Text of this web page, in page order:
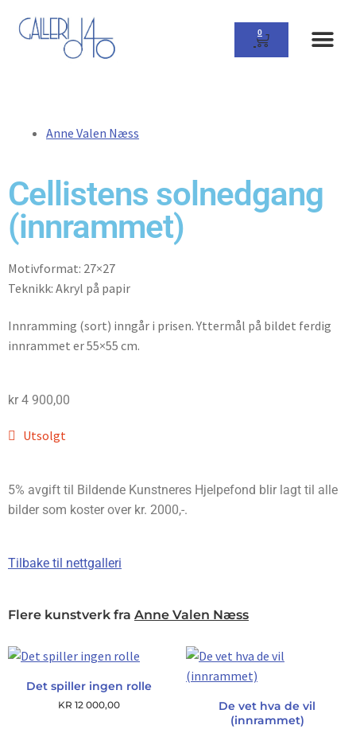
0
Anne Valen Næss
Cellistens solnedgang
(innrammet)
Motivformat: 27×27
Teknikk: Akryl på papir
Innramming (sort) inngår i prisen. Yttermål på bildet ferdig
innrammet er 55×55 cm.
kr 4 900,00
Utsolgt
5% avgift til Bildende Kunstneres Hjelpefond blir lagt til alle
bilder som koster over kr. 2000,-.
Tilbake til nettgalleri
Flere kunstverk fra Anne Valen Næss
Det spiller ingen rolle
KR 12 000,00
De vet hva de vil
(innrammet)